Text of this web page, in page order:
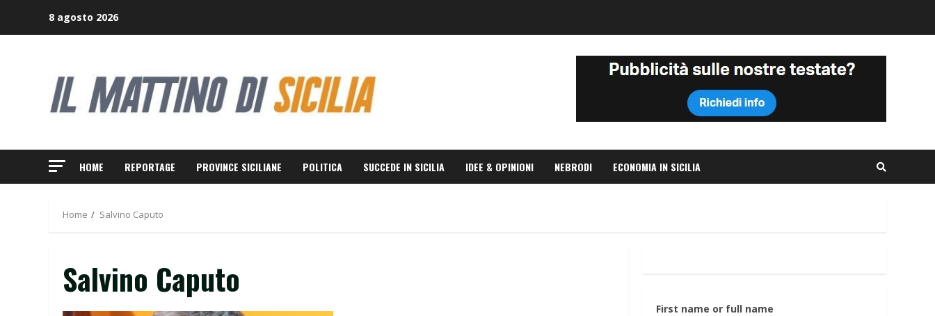
8 agosto 2026
HOME REPORTAGE PROVINCE SICILIANE POLITICA SUCCEDE IN SICILIA IDEE & OPINIONI NEBRODI ECONOMIA IN SICILIA
Home Salvino Caputo
Salvino Caputo
First name or full name